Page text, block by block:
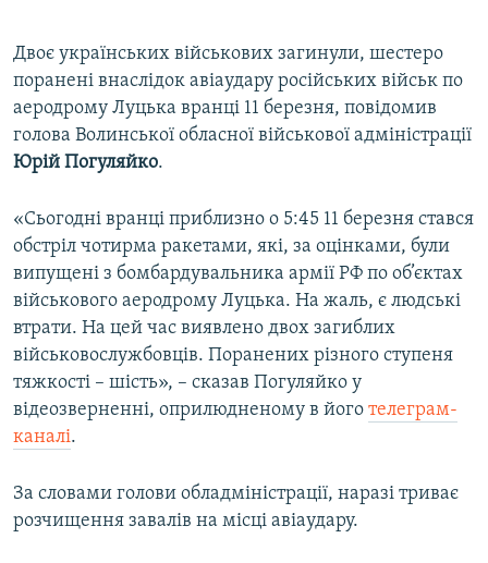
Усі сайти RFE/RL
Двоє українських військових загинули, шестеро
поранені внаслідок авіаудару російських військ по
аеродрому Луцька вранці 11 березня, повідомив
голова Волинської обласної військової адміністрації
Юрій Погуляйко.
«Сьогодні вранці приблизно о 5:45 11 березня стався
обстріл чотирма ракетами, які, за оцінками, були
випущені з бомбардувальника армії РФ по об’єктах
військового аеродрому Луцька. На жаль, є людські
втрати. На цей час виявлено двох загиблих
військовослужбовців. Поранених різного ступеня
тяжкості – шість», – сказав Погуляйко у
відеозверненні, оприлюдненому в його телеграм-
каналі.
За словами голови обладміністрації, наразі триває
розчищення завалів на місці авіаудару.